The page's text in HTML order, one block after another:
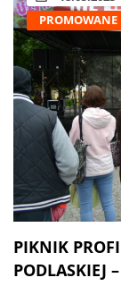
PROMOWANE
PIKNIK
PODLASKIEJ